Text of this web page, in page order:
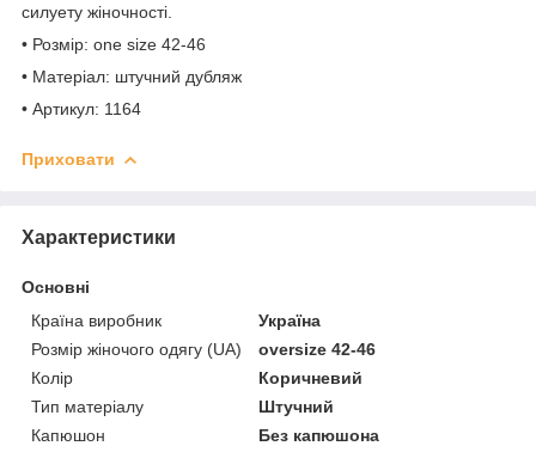
силуету жіночності.
• Розмір: one size 42-46
• Матеріал: штучний дубляж
• Артикул: 1164
Приховати
Характеристики
Основні
Країна виробник
Україна
Розмір жіночого одягу (UA)
oversize 42-46
Колір
Коричневий
Тип матеріалу
Штучний
Капюшон
Без капюшона